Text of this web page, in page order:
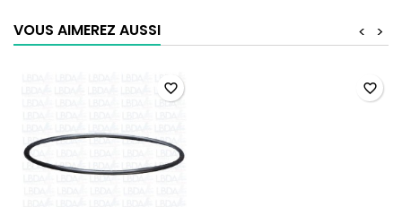
&
130+UV
VOUS AIMEREZ AUSSI >
<
favorite_border favorite_border